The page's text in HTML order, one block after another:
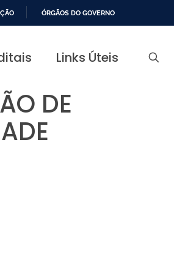
ÓRGÃOS DO GOVERNO
Links Úteis
DE